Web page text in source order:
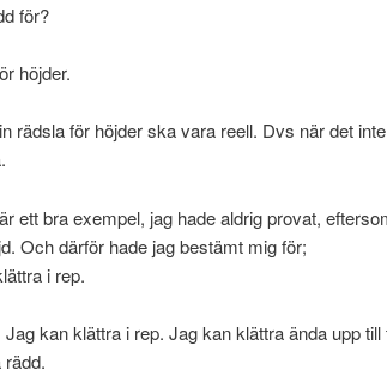
för?
höjder.
rädsla för höjder ska vara reell. Dvs när det
ett bra exempel, jag hade aldrig provat,
Och därför hade jag bestämt mig för;
i rep.
kan klättra i rep. Jag kan klättra ända upp till
rädd.